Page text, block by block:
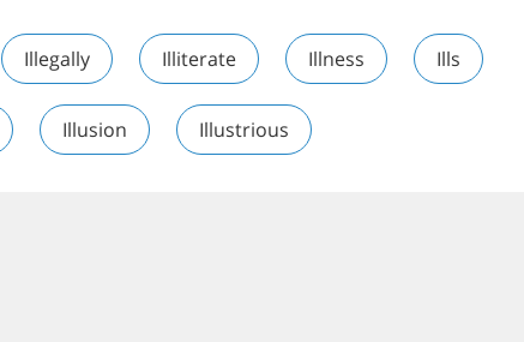
Illegally Illiterate Illness Ills
Illusion Illustrious